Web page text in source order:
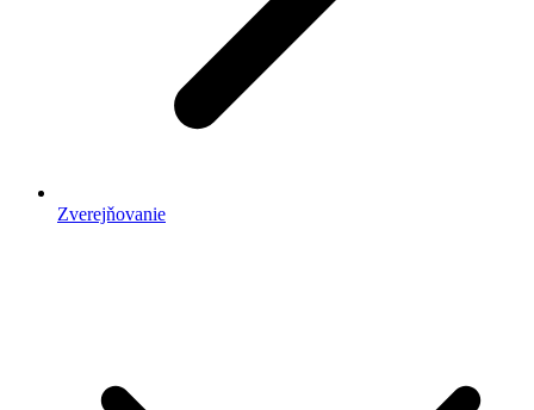
Zverejňovanie